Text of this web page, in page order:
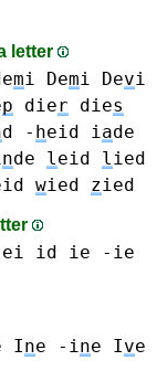
letter
mi Demi Devi
p dier dies
d - heid iade
nde leid lied
wied zied
ei id
ie -ie
Ine -ine Ive